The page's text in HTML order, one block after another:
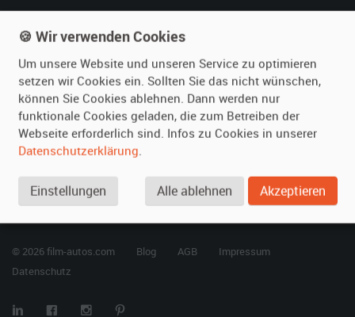
Vermieten
Fotos senden
Fragen für Vermieter
Inserat verwalten
So funktioniert's
Kontakt
Berühmte Filmautos –
unsere Top 10 ...
© 2026 film-autos.com Blog AGB
Impressum
Datenschutz
🍪 Wir verwenden Cookies
Um unsere Website und unseren Service zu optimieren
setzen wir Cookies ein. Sollten Sie das nicht wünschen,
können Sie Cookies ablehnen. Dann werden nur
funktionale Cookies geladen, die zum Betreiben der
Webseite erforderlich sind. Infos zu Cookies in unserer
Datenschutzerklärung.
Einstellungen Alle ablehnen Akzeptieren